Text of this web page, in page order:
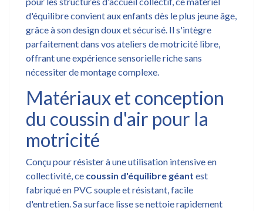
d'équilibre convient aux enfants dès le plus jeune âge,
grâce à son design doux et sécurisé. Il s'intègre
parfaitement dans vos ateliers de motricité libre,
offrant une expérience sensorielle riche sans
nécessiter de montage complexe.
Matériaux et conception
du coussin d'air pour la
motricité
Conçu pour résister à une utilisation intensive en
collectivité, ce coussin d'équilibre géant est
fabriqué en PVC souple et résistant, facile
d'entretien. Sa surface lisse se nettoie rapidement